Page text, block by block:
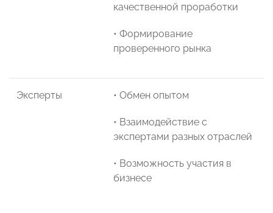
качественной проработки
• Формирование
проверенного рынка
Эксперты • Обмен опытом
• Взаимодействие с
экспертами разных отраслей
• Возможность участия в
бизнесе